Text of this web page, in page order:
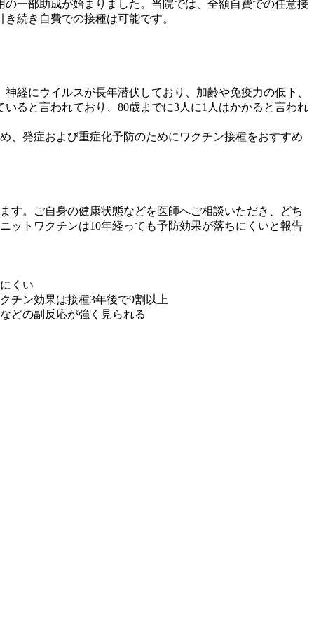
一部助成が始まりました。当院では、全額自費での任意接
続き自費での接種は可能です。
経にウイルスが長年潜伏しており、加齢や免疫力の低下、
ると言われており、80歳までに3人に1人はかかると言われ
、発症および重症化予防のためにワクチン接種をおすすめ
す。ご自身の健康状態などを医師へご相談いただき、どち
ットワクチンは10年経っても予防効果が落ちにくいと報告
くい
チン効果は接種3年後で9割以上
などの副反応が強く見られる